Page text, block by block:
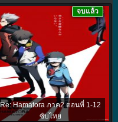
Re: Hamatora ภาค2 ตอนที่ 1-12
ซับไทย
จบแล้ว